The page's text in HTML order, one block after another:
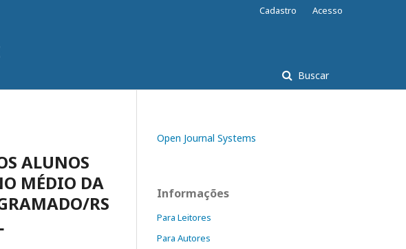
Buscar
Cadastro Acesso
ALUNOS
MÉDIO DA
RS
Open Journal Systems
Informações
Para Leitores
Para Autores